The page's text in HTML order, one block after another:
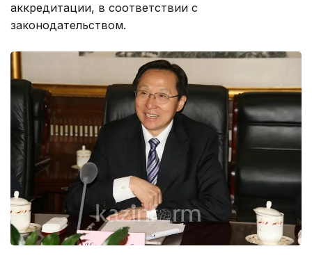
аккредитации, в соответствии с
законодательством.